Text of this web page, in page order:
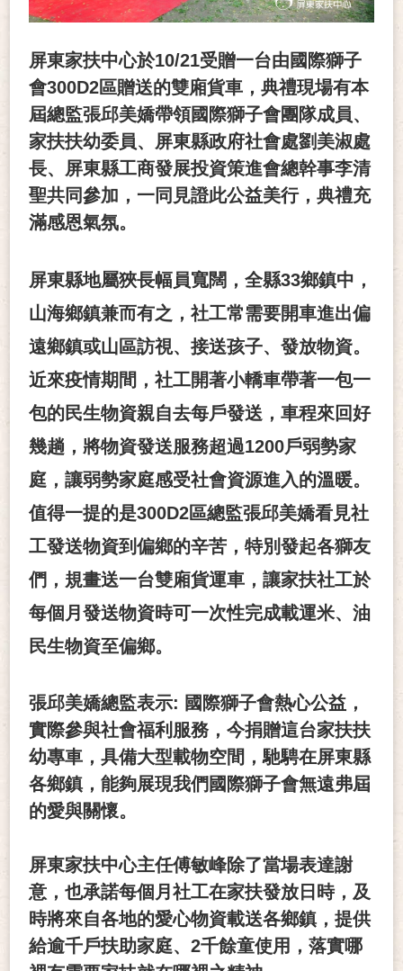
屏東家扶中心於10/21受贈一台由國際獅子
會300D2區贈送的雙廂貨車，典禮現場有本
屆總監張邱美嬌帶領國際獅子會團隊成員、
家扶扶幼委員、屏東縣政府社會處劉美淑處
長、屏東縣工商發展投資策進會總幹事李清
聖共同參加，一同見證此公益美行，典禮充
滿感恩氣氛。
屏東縣地屬狹長幅員寬闊，全縣33鄉鎮中，
山海鄉鎮兼而有之，社工常需要開車進出偏
遠鄉鎮或山區訪視、接送孩子、發放物資。
近來疫情期間，社工開著小轎車帶著一包一
包的民生物資親自去每戶發送，車程來回好
幾趟，將物資發送服務超過1200戶弱勢家
庭，讓弱勢家庭感受社會資源進入的溫暖。
值得一提的是300D2區總監張邱美嬌看見社
工發送物資到偏鄉的辛苦，特別發起各獅友
們，規畫送一台雙廂貨運車，讓家扶社工於
每個月發送物資時可一次性完成載運米、油
民生物資至偏鄉。
張邱美嬌總監表示: 國際獅子會熱心公益，
實際參與社會福利服務，今捐贈這台家扶扶
幼專車，具備大型載物空間，馳騁在屏東縣
各鄉鎮，能夠展現我們國際獅子會無遠弗屆
的愛與關懷。
屏東家扶中心主任傅敏峰除了當場表達謝
意，也承諾每個月社工在家扶發放日時，及
時將來自各地的愛心物資載送各鄉鎮，提供
給逾千戶扶助家庭、2千餘童使用，落實哪